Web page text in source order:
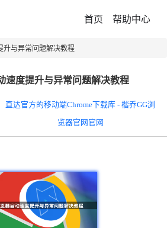
首页 帮助中心
升与异常问题解决教程
速度提升与异常问题解决教程
直达官方的移动端Chrome下载库 - 楷乔GG浏
览器官网官网